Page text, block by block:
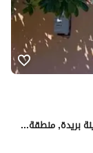
استراحة للبيع في شارع الحمر العليا, حي المعارض, مدينة بريدة, منطقة القصيم